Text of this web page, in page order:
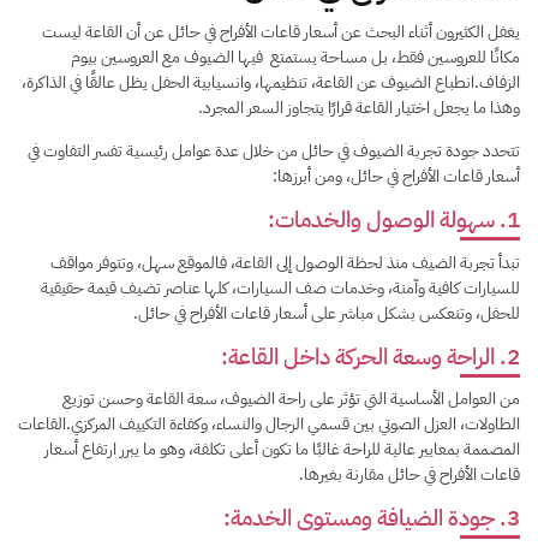
يغفل الكثيرون أثناء البحث عن أسعار قاعات الأفراح في حائل عن أن القاعة ليست
مكانًا للعروسين فقط، بل مساحة يستمتع فيها الضيوف مع العروسين بيوم
الزفاف.انطباع الضيوف عن القاعة، تنظيمها، وانسيابية الحفل يظل عالقًا في الذاكرة،
وهذا ما يجعل اختيار القاعة قرارًا يتجاوز السعر المجرد.
تتحدد جودة تجربة الضيوف في حائل من خلال عدة عوامل رئيسية تفسر التفاوت في
أسعار قاعات الأفراح في حائل، ومن أبرزها:
1. سهولة الوصول والخدمات:
تبدأ تجربة الضيف منذ لحظة الوصول إلى القاعة، فالموقع سهل، وتتوفر مواقف
للسيارات كافية وآمنة، وخدمات صف السيارات، كلها عناصر تضيف قيمة حقيقية
للحفل، وتنعكس بشكل مباشر على أسعار قاعات الأفراح في حائل.
2. الراحة وسعة الحركة داخل القاعة:
من العوامل الأساسية التي تؤثر على راحة الضيوف، سعة القاعة وحسن توزيع
الطاولات، العزل الصوتي بين قسمي الرجال والنساء، وكفاءة التكييف المركزي.القاعات
المصممة بمعايير عالية للراحة غالبًا ما تكون أعلى تكلفة، وهو ما يبرر ارتفاع أسعار
قاعات الأفراح في حائل مقارنة بغيرها.
3. جودة الضيافة ومستوى الخدمة: